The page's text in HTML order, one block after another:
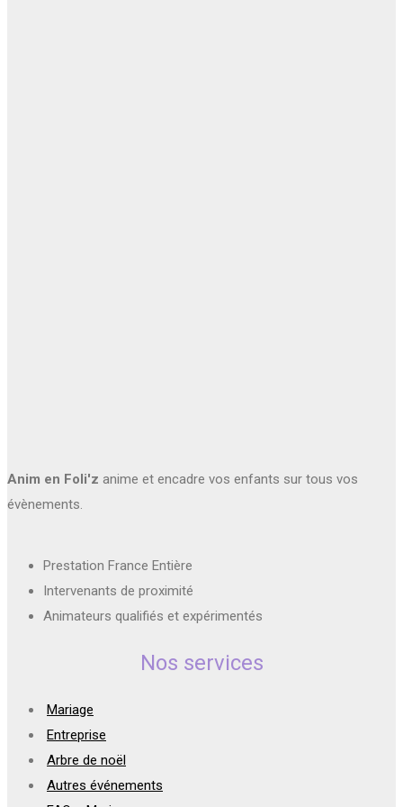
Anim en Foli'z anime et encadre vos enfants sur tous vos
évènements.
Prestation France Entière
Intervenants de proximité
Animateurs qualifiés et expérimentés
Nos services
Mariage
Entreprise
Arbre de noël
Autres événements